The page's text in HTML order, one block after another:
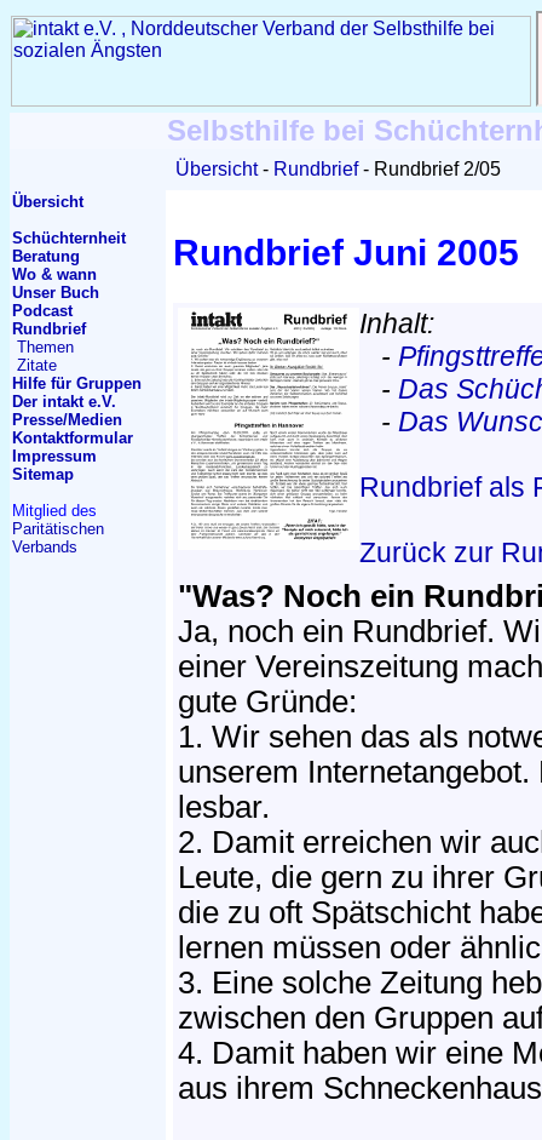
Selbsthilfe bei
Übersicht Rundbrief Rundbrief 2/05
Übersicht
Schüchternheit
Beratung
Wo & wann
Unser Buch
Podcast
Rundbrief
Themen
Zitate
Hilfe für Gruppen
Der intakt e.V.
Presse/Medien
Kontaktformular
Impressum
Sitemap
Mitglied des
Paritätischen
Verbands
Rundbrief Juni 2005
Inhalt:
-
- Das
- Das
Rundbrief als
Zurück zur
"Was? Noch ein
Ja, noch ein Rundbrief.
einer Vereinszeitung
gute Gründe:
1. Wir sehen das als
unserem
lesbar.
2. Damit erreichen wir
Leute, die gern zu ihrer
die zu oft Spätschicht
lernen müssen oder
3. Eine solche Zeitung
zwischen den Gruppen
4. Damit haben wir eine
aus ihrem